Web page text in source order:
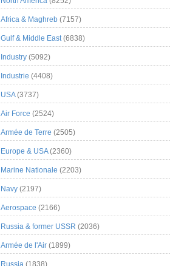
Africa & Maghreb (7157)
Gulf & Middle East(6838)
Industry (5092)
Industrie (4408)
USA(3737)
Air Force (2524)
Armée de Terre (2505)
Europe & USA(2360)
Marine Nationale (2203)
Navy (2197)
Aerospace (2166)
Russia & former USSR (2036)
Armée de l'Air (1899)
Russia (1838)